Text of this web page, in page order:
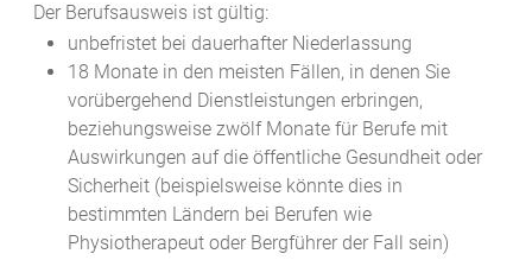
Der Berufsausweis ist gültig:
unbefristet bei dauerhafter Niederlassung
18 Monate in den meisten Fällen, in denen Sie
vorübergehend Dienstleistungen erbringen,
beziehungsweise zwölf Monate für Berufe mit
Auswirkungen auf die öffentliche Gesundheit oder
Sicherheit (beispielsweise könnte dies in
bestimmten Ländern bei Berufen wie
Physiotherapeut oder Bergführer der Fall sein)